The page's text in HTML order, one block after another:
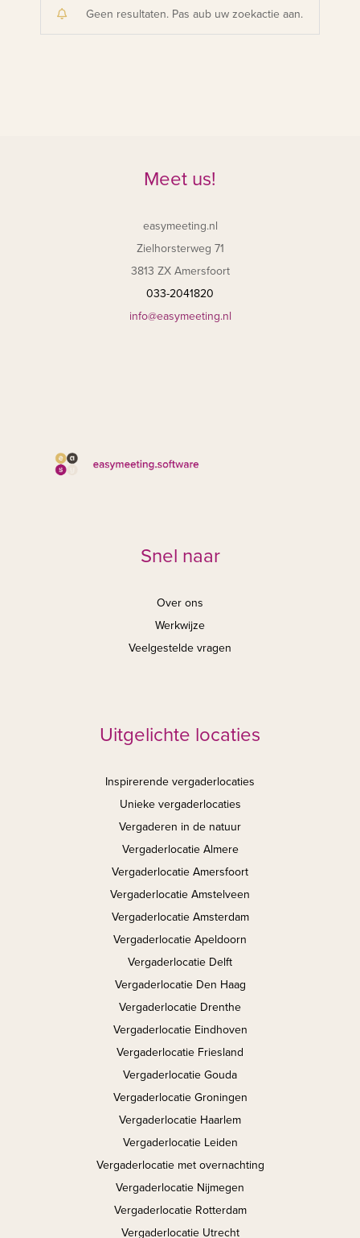
Geen resultaten. Pas aub uw zoekactie aan.
Meet us!
easymeeting.nl
Zielhorsterweg 71
3813 ZX Amersfoort
033-2041820
info@easymeeting.nl
Snel naar
Over ons
Werkwijze
Veelgestelde vragen
Uitgelichte locaties
Inspirerende vergaderlocaties
Unieke vergaderlocaties
Vergaderen in de natuur
Vergaderlocatie Almere
Vergaderlocatie Amersfoort
Vergaderlocatie Amstelveen
Vergaderlocatie Amsterdam
Vergaderlocatie Apeldoorn
Vergaderlocatie Delft
Vergaderlocatie Den Haag
Vergaderlocatie Drenthe
Vergaderlocatie Eindhoven
Vergaderlocatie Friesland
Vergaderlocatie Gouda
Vergaderlocatie Groningen
Vergaderlocatie Haarlem
Vergaderlocatie Leiden
Vergaderlocatie met overnachting
Vergaderlocatie Nijmegen
Vergaderlocatie Rotterdam
Vergaderlocatie Utrecht